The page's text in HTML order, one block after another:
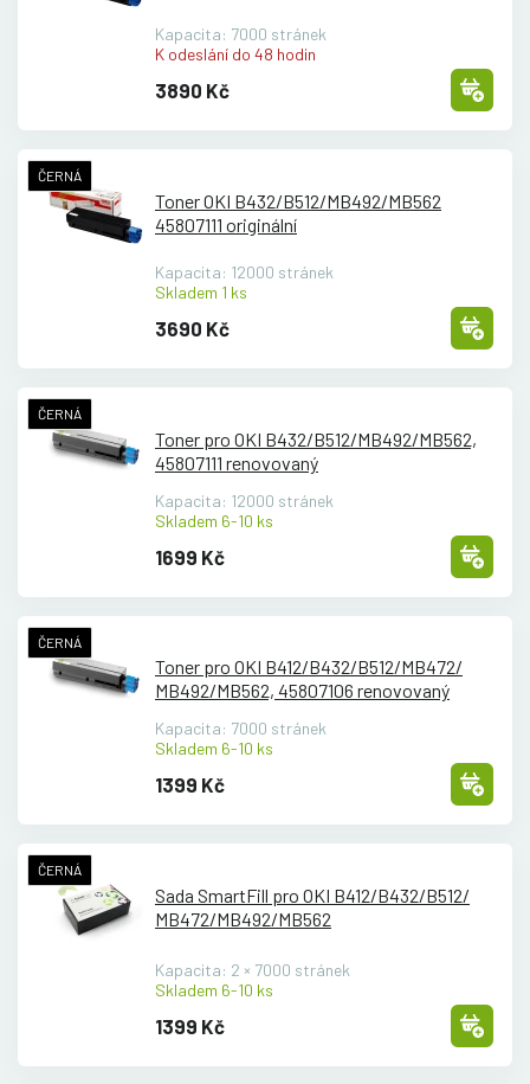
Kapacita: 7000 stránek
K odeslání do 48 hodin
3890 Kč
ČERNÁ
Toner OKI B432/B512/MB492/MB562
45807111 originální
Kapacita: 12000 stránek
Skladem 1 ks
3690 Kč
ČERNÁ
Toner pro OKI B432/B512/MB492/MB562,
45807111 renovovaný
Kapacita: 12000 stránek
Skladem 6-10 ks
1699 Kč
ČERNÁ
Toner pro OKI B412/B432/B512/MB472/
MB492/MB562, 45807106 renovovaný
Kapacita: 7000 stránek
Skladem 6-10 ks
1399 Kč
ČERNÁ
Sada SmartFill pro OKI B412/B432/B512/
MB472/MB492/MB562
Kapacita: 2 × 7000 stránek
Skladem 6-10 ks
1399 Kč